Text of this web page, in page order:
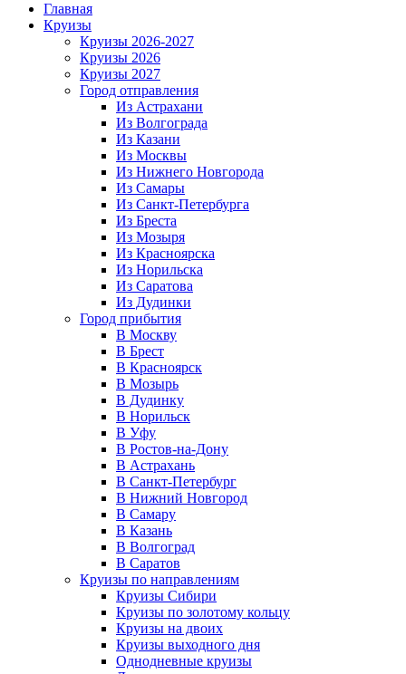
Главная
Круизы
Круизы 2026-2027
Круизы 2026
Круизы 2027
Город отправления
Из Астрахани
Из Волгограда
Из Казани
Из Москвы
Из Нижнего Новгорода
Из Самары
Из Санкт-Петербурга
Из Бреста
Из Мозыря
Из Красноярска
Из Норильска
Из Саратова
Из Дудинки
Город прибытия
В Москву
В Брест
В Красноярск
В Мозырь
В Дудинку
В Норильск
В Уфу
В Ростов-на-Дону
В Астрахань
В Санкт-Петербург
В Нижний Новгород
В Самару
В Казань
В Волгоград
В Саратов
Круизы по направлениям
Круизы Сибири
Круизы по золотому кольцу
Круизы на двоих
Круизы выходного дня
Однодневные круизы